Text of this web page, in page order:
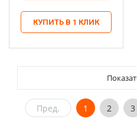
КУПИТЬ В 1 КЛИК
Пред. 1 2 3